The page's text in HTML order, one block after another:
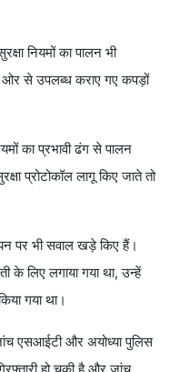
नियमों का पालन भी
ओर से उपलब्ध कराए गए कपड़ों
का प्रभावी ढंग से पालन
प्रोटोकॉल लागू किए जाते तो
पर भी सवाल खड़े किए हैं।
के लिए लगाया गया था, उन्हें
गया था।
एसआईटी और अयोध्या पुलिस